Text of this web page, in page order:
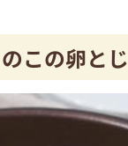
この卵とじ